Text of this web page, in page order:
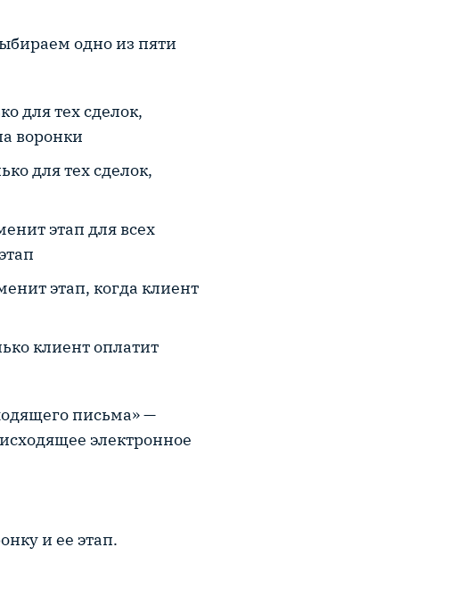
одно из пяти
для тех сделок,
воронки
для тех сделок,
этап для всех
этап, когда клиент
клиент оплатит
письма» —
электронное
и ее этап.